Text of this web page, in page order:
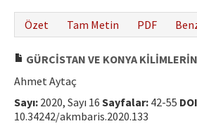
Özet
Tam Metin PDF
GÜRCİSTAN VE KONYA
Ahmet Aytaç
Sayı: 2020, Sayı 16 Sayfalar: 42-55
10.34242/akmbaris.2020.133